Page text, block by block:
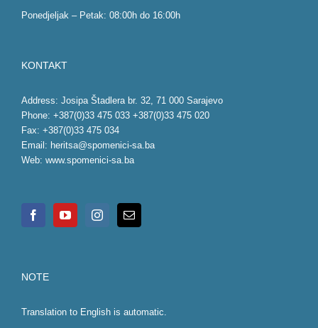
Ponedjeljak – Petak: 08:00h do 16:00h
KONTAKT
Address: Josipa Štadlera br. 32, 71 000 Sarajevo
Phone: +387(0)33 475 033 +387(0)33 475 020
Fax: +387(0)33 475 034
Email: heritsa@spomenici-sa.ba
Web: www.spomenici-sa.ba
NOTE
Translation to English is automatic.